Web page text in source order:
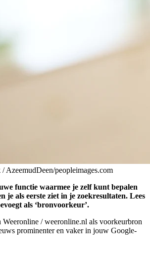
AzeemudDeen/peopleimages.com
functie waarmee je zelf kunt bepalen
je als eerste ziet in je zoekresultaten. Lees
als ‘bronvoorkeur’.
/ weeronline.nl als voorkeurbron
prominenter en vaker in jouw Google-